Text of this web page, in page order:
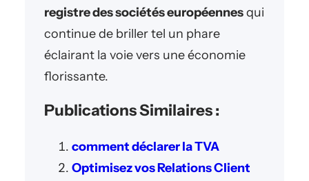
registre des sociétés européennesqui
continue de briller tel un phare
éclairant la voie vers une économie
florissante.
Publications Similaires :
comment déclarer la TVA
Optimisez vos Relations Client